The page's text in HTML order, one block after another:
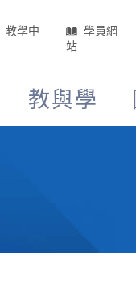
教學中
學員網
站
教與學